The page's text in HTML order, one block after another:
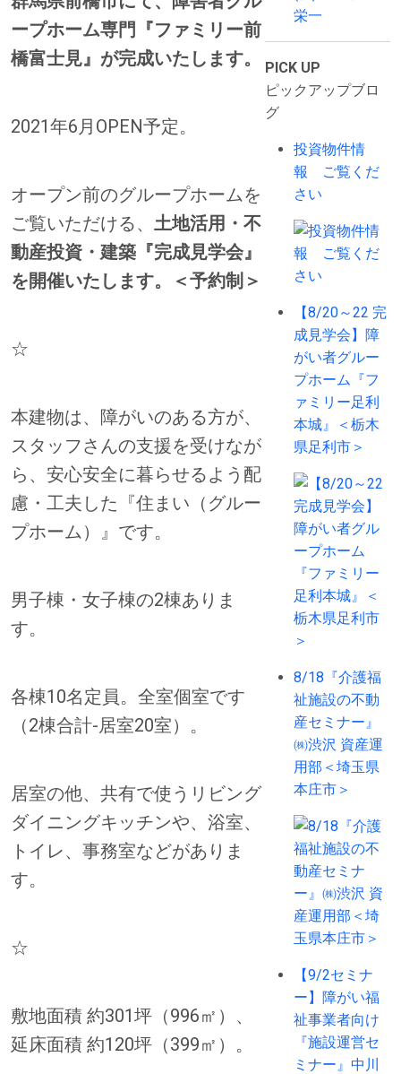
ープホーム専門『ファミリー前
橋富士見』が完成いたします。
2021年6月OPEN予定。
オープン前のグループホームを
ご覧いただける、 土地活用・不
動産投資・建築『完成見学会』
を開催いたします。＜予約制＞
☆
本建物は、障がいのある方が、
スタッフさんの支援を受けなが
ら、安心安全に暮らせるよう配
慮・工夫した『住まい（グルー
プホーム）』です。
男子棟・女子棟の2棟ありま
す。
各棟10名定員。全室個室です
（2棟合計-居室20室）。
居室の他、共有で使うリビング
ダイニングキッチンや、浴室、
トイレ、事務室などがありま
す。
☆
敷地面積 約301坪（996㎡）、
延床面積 約120坪（399㎡）。
栄一
PICK UP
ピックアップブロ
グ
投資物件情
報 ご覧くだ
さい
【8/20～22 完
成見学会】障
がい者グルー
プホーム『フ
ァミリー足利
本城』＜栃木
県足利市＞
8/18『介護福
祉施設の不動
産セミナー』
㈱渋沢 資産運
用部＜埼玉県
本庄市＞
【9/2セミナ
ー】障がい福
祉事業者向け
『施設運営セ
ミナー』中川